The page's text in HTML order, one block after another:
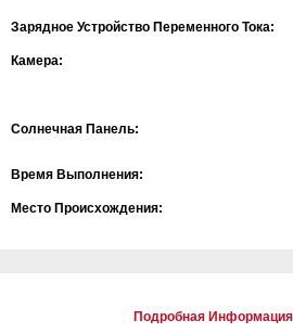
Зарядное Устройство Переменного Тока:
Камера:
Солнечная Панель:
Время Выполнения:
Место Происхождения:
Подробная